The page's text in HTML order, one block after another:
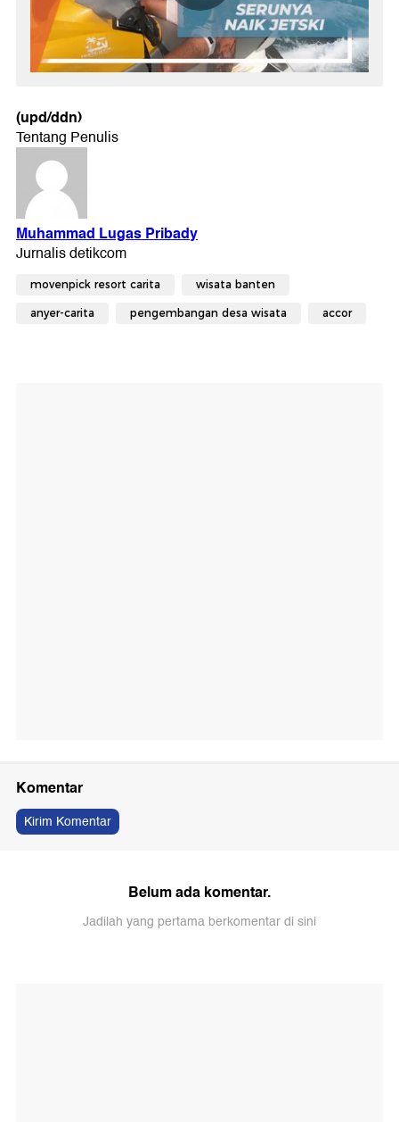
(upd/ddn)
movenpick resort carita wisata banten
anyer-carita pengembangan desa wisata accor
Komentar
Kirim Komentar
Belum ada komentar.
Jadilah yang pertama berkomentar di sini